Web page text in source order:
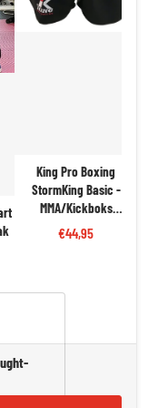
King Pro Boxing
StormKing Basic -
MMA/Kickboks
Fightshort - Zwart | Stijl
& Beweegvrijheid
€44,95